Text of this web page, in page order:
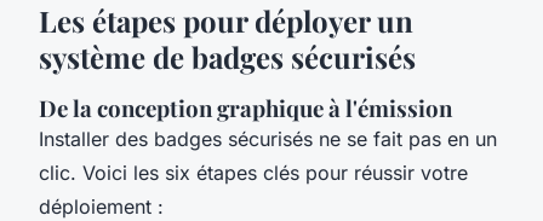
Les étapes pour déployer un
système de badges sécurisés
De la conception graphique à l'émission
Installer des badges sécurisés ne se fait pas en un
clic. Voici les six étapes clés pour réussir votre
déploiement :